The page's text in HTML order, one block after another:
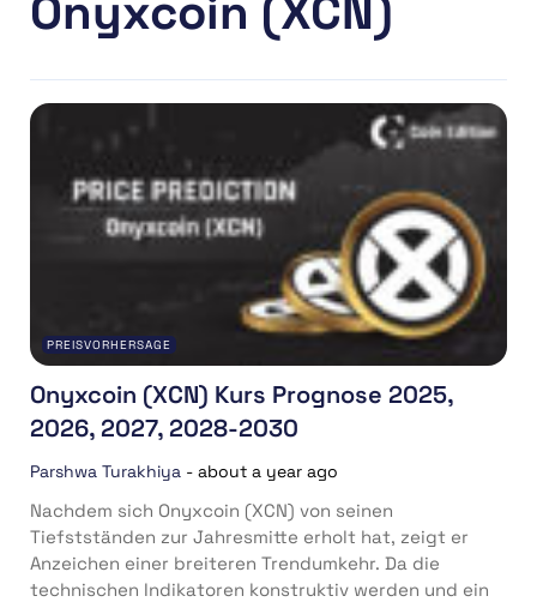
Onyxcoin (XCN)
PREISVORHERSAGE
Onyxcoin (XCN) Kurs Prognose 2025,
2026, 2027, 2028-2030
Parshwa Turakhiya - about a year ago
Nachdem sich Onyxcoin (XCN) von seinen
Tiefstständen zur Jahresmitte erholt hat, zeigt er
Anzeichen einer breiteren Trendumkehr. Da die
technischen Indikatoren konstruktiv werden und ein